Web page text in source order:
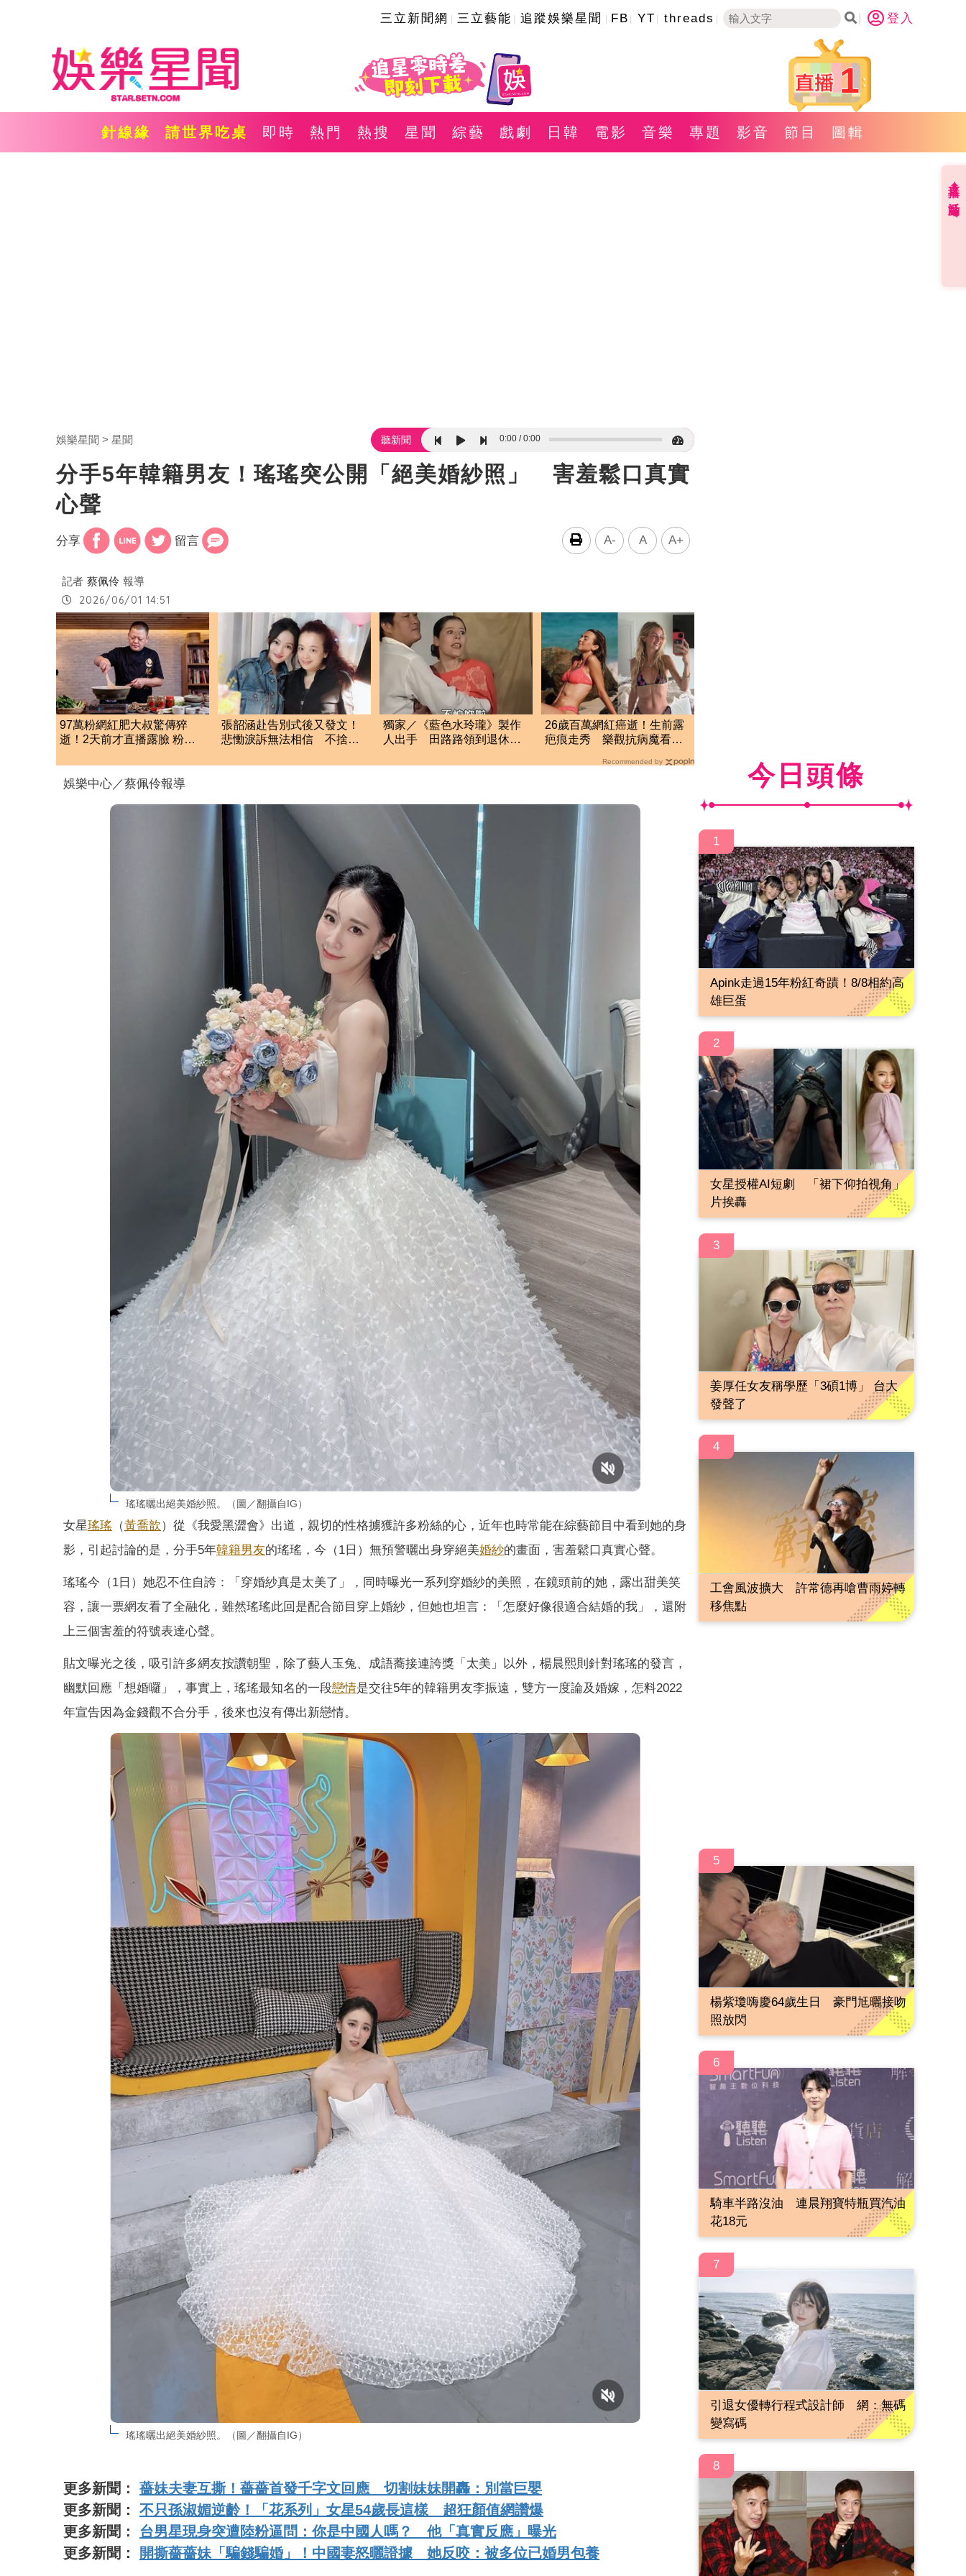
三立新聞網 三立藝能 追蹤娛樂星聞 FB YT threads 登入
1
針線緣 請世界吃桌 即時 熱門 熱搜 星聞 綜藝 戲劇 日韓 電影 音樂 專題 影音 節目 圖輯
娛樂星聞 星聞 聽新聞 0:00 0:00
分手5年韓籍男友！瑤瑤突公開「絕美婚紗照」 害羞鬆口真實
心聲
分享 留言 A- A A+
記者 蔡佩伶 報導
2026/06/01 14:51
97萬粉網紅肥大叔驚傳猝
逝！2天前才直播露臉 粉絲
張韶涵赴告別式後又發文！
悲慟淚訴無法相信 不捨摯
獨家／《藍色水玲瓏》製作
人出手 田路路領到退休
26歲百萬網紅癌逝！生前露
疤痕走秀 樂觀抗病魔看哭
Recommended by
娛樂中心／蔡佩伶報導
瑤瑤曬出絕美婚紗照。（圖／翻攝自IG）
女星瑤瑤 （黃喬歆）從《我愛黑澀會》出道，親切的性格擄獲許多粉絲的心，近年也時常能在綜藝節目中看到她的身
影，引起討論的是，分手5年韓籍男友的瑤瑤，今（1日）無預警曬出身穿絕美婚紗的畫面，害羞鬆口真實心聲。
瑤瑤今（1日）她忍不住自誇：「穿婚紗真是太美了」，同時曝光一系列穿婚紗的美照，在鏡頭前的她，露出甜美笑
容，讓一票網友看了全融化，雖然瑤瑤此回是配合節目穿上婚紗，但她也坦言：「怎麼好像很適合結婚的我」，還附
上三個害羞的符號表達心聲。
貼文曝光之後，吸引許多網友按讚朝聖，除了藝人玉兔、成語蕎接連誇獎「太美」以外，楊晨熙則針對瑤瑤的發言，
幽默回應「想婚囉」，事實上，瑤瑤最知名的一段戀情是交往5年的韓籍男友李振遠，雙方一度論及婚嫁，怎料2022
年宣告因為金錢觀不合分手，後來也沒有傳出新戀情。
瑤瑤曬出絕美婚紗照。（圖／翻攝自IG）
更多新聞： 薔妹夫妻互撕！薔薔首發千字文回應 切割妹妹開轟：別當巨嬰
更多新聞： 不只孫淑媚逆齡！「花系列」女星54歲長這樣 超狂顏值網讚爆
更多新聞： 台男星現身突遭陸粉逼問：你是中國人嗎？ 他「真實反應」曝光
更多新聞：
開撕薔薔妹「騙錢騙婚」！中國妻怒曬證據 她反咬：被多位已婚男包養
今日頭條
1
Apink走過15年粉紅奇蹟！8/8相約高
雄巨蛋
2
女星授權AI短劇 「裙下仰拍視角」
片挨轟
3
姜厚任女友稱學歷「3碩1博」 台大
發聲了
4
工會風波擴大 許常德再嗆曹雨婷轉
移焦點
5
楊紫瓊嗨慶64歲生日 豪門尪曬接吻
照放閃
6
騎車半路沒油 連晨翔寶特瓶買汽油
花18元
7
引退女優轉行程式設計師 網：無碼
變寫碼
8
直播✦活動